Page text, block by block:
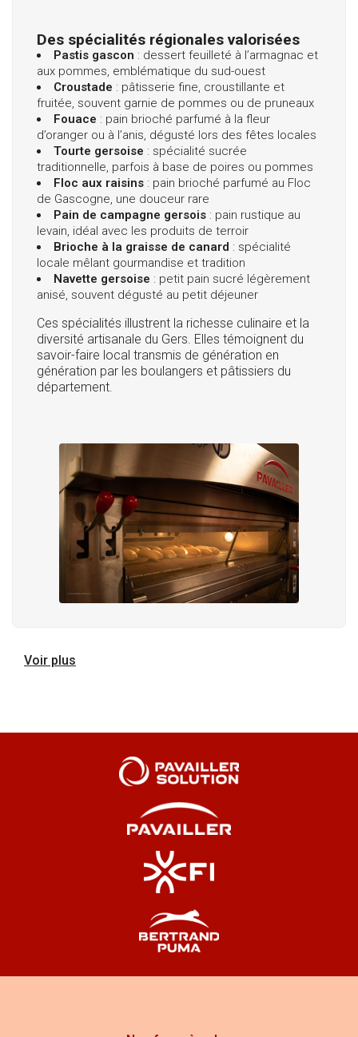
Des spécialités régionales valorisées
Pastis gascon : dessert feuilleté à l’armagnac et
aux pommes, emblématique du sud-ouest
Croustade : pâtisserie fine, croustillante et
fruitée, souvent garnie de pommes ou de pruneaux
Fouace : pain brioché parfumé à la fleur
d’oranger ou à l’anis, dégusté lors des fêtes locales
Tourte gersoise : spécialité sucrée
traditionnelle, parfois à base de poires ou pommes
Floc aux raisins : pain brioché parfumé au Floc
de Gascogne, une douceur rare
Pain de campagne gersois : pain rustique au
levain, idéal avec les produits de terroir
Brioche à la graisse de canard : spécialité
locale mêlant gourmandise et tradition
Navette gersoise : petit pain sucré légèrement
anisé, souvent dégusté au petit déjeuner
Ces spécialités illustrent la richesse culinaire et la
diversité artisanale du Gers. Elles témoignent du
savoir-faire local transmis de génération en
génération par les boulangers et pâtissiers du
département.
Pourquoi Pavailler est le
Une marque pionnière depuis 1946
Pavaillerest depuis près de 80
ans un acteur majeur de la boulangerie française.
Elle a accompagné toutes les évolutions du métier,
industrielle, en passant par la modernisation des
Voir plus